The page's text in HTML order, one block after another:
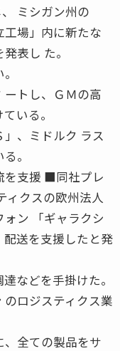
ミシガン州の
工場」内に新たな
表し た。
トし、ＧＭの高
いる。
、ミドルク ラス
。
を支援 ■同社プレ
クスの欧州法人
ン 「ギャラクシ
送を支援したと発
などを手掛けた。
ロジスティクス業
全ての製品をサ